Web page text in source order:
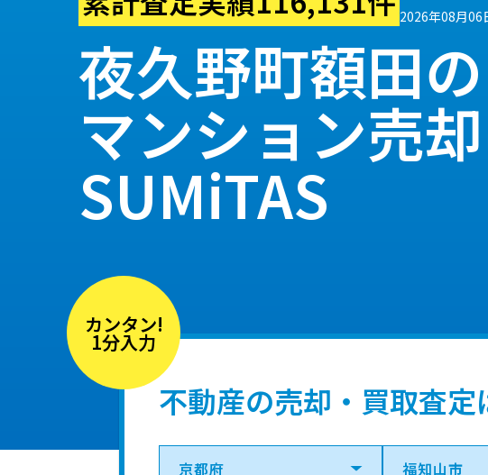
2026年08月06
夜久野町額田の
マンション売
SUMiTAS
カンタン!
1分入力
不動産の売却・買取査定